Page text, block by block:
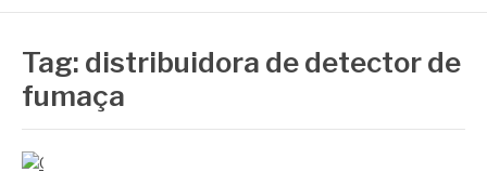
Tag: distribuidora de detector de
fumaça